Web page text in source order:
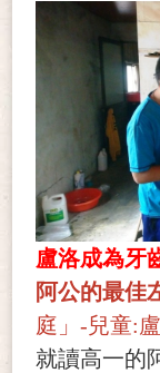
盧洛成為牙
阿公的最
庭」-兒童:
就讀高一的